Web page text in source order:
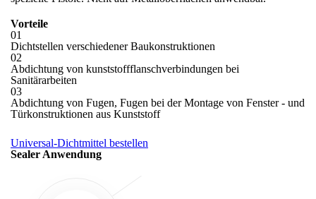
Vorteile
01
Dichtstellen verschiedener Baukonstruktionen
02
Abdichtung von kunststoffflanschverbindungen bei
Sanitärarbeiten
03
Abdichtung von Fugen, Fugen bei der Montage von Fenster - und
Türkonstruktionen aus Kunststoff
Universal-Dichtmittel bestellen
Sealer Anwendung